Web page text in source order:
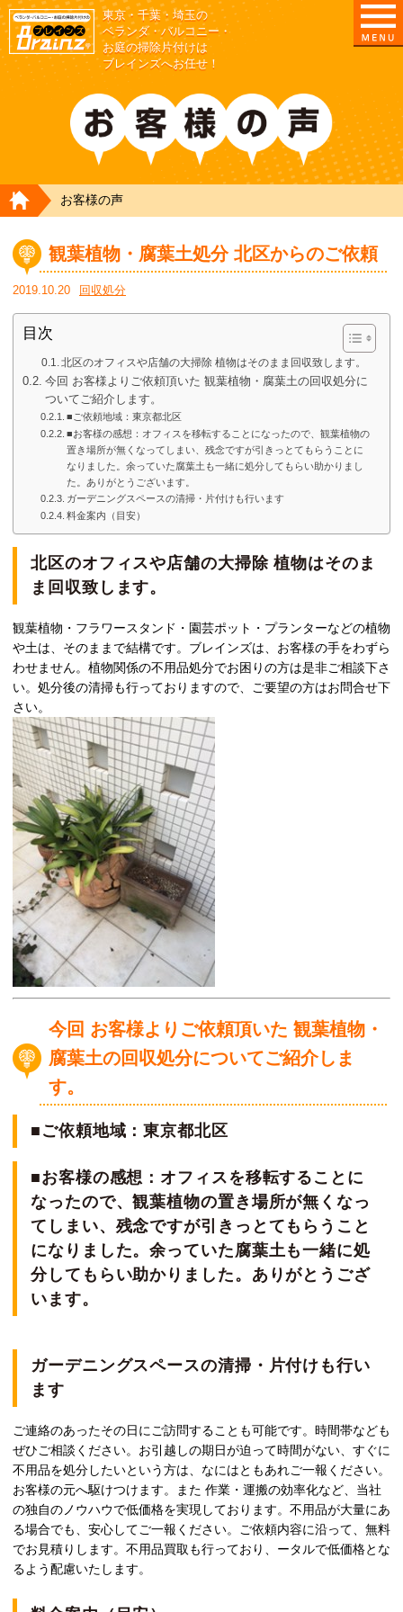
東京/埼玉/千葉/神奈川の ベランダ・庭の清掃片付け
東京・千葉・埼玉の
ベランダ・バルコニー・
お庭の掃除片付けは
ブレインズへお任せ！
HOME
お客様の声
観葉植物・腐葉土処分 北区からのご依頼
2019.10.20 回収処分
目次
北区のオフィスや店舗の大掃除 植物はそのまま回収致します。
今回 お客様よりご依頼頂いた 観葉植物・腐葉土の回収処分に
ついてご紹介します。
■ご依頼地域：東京都北区
■お客様の感想：オフィスを移転することになったので、観葉植物の
置き場所が無くなってしまい、残念ですが引きっとてもらうことに
なりました。余っていた腐葉土も一緒に処分してもらい助かりまし
た。ありがとうございます。
ガーデニングスペースの清掃・片付けも行います
料金案内（目安）
北区のオフィスや店舗の大掃除 植物はそのま
ま回収致します。
観葉植物・フラワースタンド・園芸ポット・プランターなどの植物
や土は、そのままで結構です。ブレインズは、お客様の手をわずら
わせません。植物関係の不用品処分でお困りの方は是非ご相談下さ
い。処分後の清掃も行っておりますので、ご要望の方はお問合せ下
さい。
今回 お客様よりご依頼頂いた 観葉植物・
腐葉土の回収処分についてご紹介しま
す。
■ご依頼地域：東京都北区
■お客様の感想：オフィスを移転することに
なったので、観葉植物の置き場所が無くなっ
てしまい、残念ですが引きっとてもらうこと
になりました。余っていた腐葉土も一緒に処
分してもらい助かりました。ありがとうござ
います。
ガーデニングスペースの清掃・片付けも行い
ます
ご連絡のあったその日にご訪問することも可能です。時間帯なども
ぜひご相談ください。お引越しの期日が迫って時間がない、すぐに
不用品を処分したいという方は、なにはともあれご一報ください。
お客様の元へ駆けつけます。また 作業・運搬の効率化など、当社
の独自のノウハウで低価格を実現しております。不用品が大量にあ
る場合でも、安心してご一報ください。ご依頼内容に沿って、無料
でお見積りします。不用品買取も行っており、ータルで低価格とな
るよう配慮いたします。